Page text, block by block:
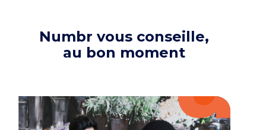
Numbr vous conseille,
au bon moment